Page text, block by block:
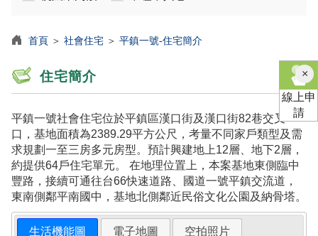
首頁 ＞ 社會住宅 ＞ 平鎮一號-住宅簡介
住宅簡介
平鎮一號社會住宅位於平鎮區漢口街及漢口街82巷交叉
口，基地面積為2389.29平方公尺，考量不同家戶類型及需
求規劃一至三房多元房型。預計興建地上12層、地下2層，
約提供64戶住宅單元。 在地理位置上，本案基地東側臨中
豐路，接續可通往台66快速道路、國道一號平鎮交流道，
東南側鄰平南國中，基地北側鄰近民俗文化公園及納骨塔。
生活機能圖 電子地圖 空拍照片
×關
閉
線上申
請